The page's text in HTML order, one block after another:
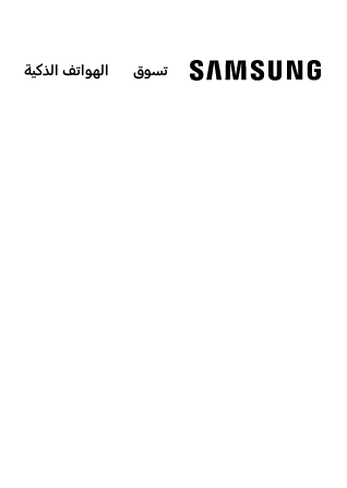
تسوق الهواتف الذكية